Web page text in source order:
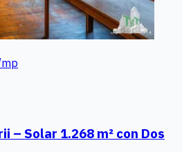
– Solar 1.268 m² con Dos